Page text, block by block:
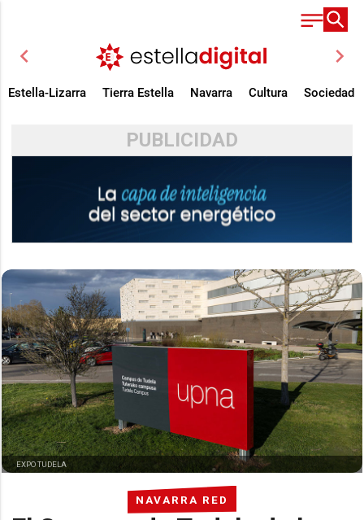
chevron_left chevron_right
Estella-Lizarra Tierra Estella Navarra Cultura Sociedad
PUBLICIDAD
NAVARRA RED
EXPO TUDELA